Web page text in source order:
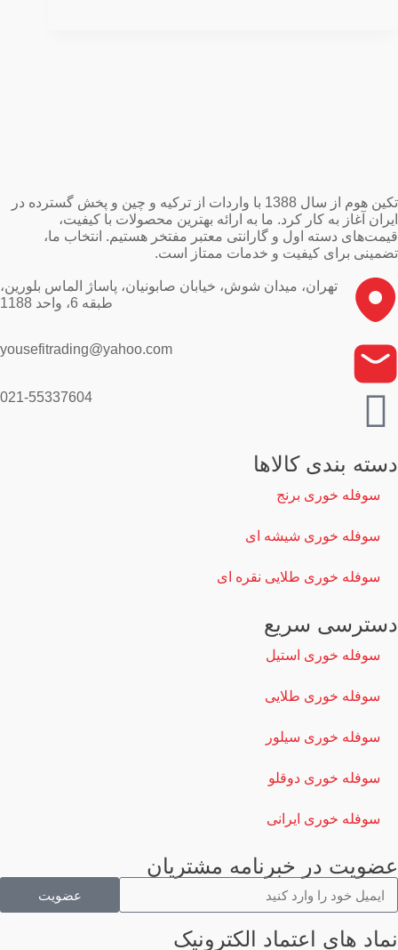
تکین هوم از سال 1388 با واردات از ترکیه و چین و پخش گسترده در
ایران آغاز به کار کرد. ما به ارائه بهترین محصولات با کیفیت،
قیمت‌های دسته اول و گارانتی معتبر مفتخر هستیم. انتخاب ما،
تضمینی برای کیفیت و خدمات ممتاز است.
تهران، میدان شوش، خیابان صابونیان، پاساژ الماس بلورین،
طبقه 6، واحد 1188
yousefitrading@yahoo.com
021-55337604
دسته بندی کالاها
سوفله خوری برنج
سوفله خوری شیشه ای
سوفله خوری طلایی نقره ای
دسترسی سریع
سوفله خوری استیل
سوفله خوری طلایی
سوفله خوری سیلور
سوفله خوری دوقلو
سوفله خوری ایرانی
عضویت در خبرنامه مشتریان
عضویت
نماد های اعتماد الکترونیک